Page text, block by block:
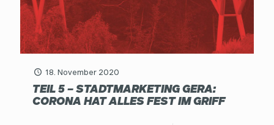
18. November 2020
TEIL 5 – STADTMARKETING GERA:
CORONA HAT ALLES FEST IM GRIFF